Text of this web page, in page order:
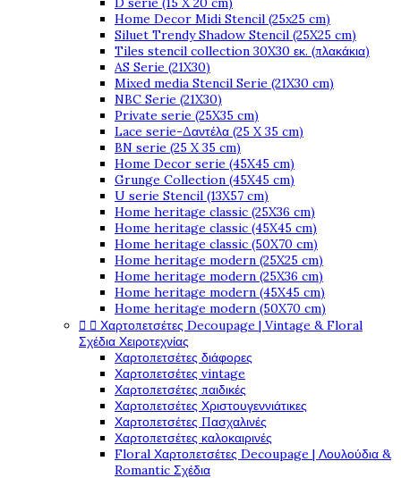
Home Decor Midi Stencil (25x25 cm)
Siluet Trendy Shadow Stencil (25X25 cm)
Tiles stencil collection 30X30 εκ. (πλακάκια)
AS Serie (21X30)
Mixed media Stencil Serie (21X30 cm)
NBC Serie (21X30)
Private serie (25X35 cm)
Lace serie-Δαντέλα (25 X 35 cm)
BN serie (25 X 35 cm)
Home Decor serie (45X45 cm)
Grunge Collection (45X45 cm)
U serie Stencil (13X57 cm)
Home heritage classic (25X36 cm)
Home heritage classic (45X45 cm)
Home heritage classic (50X70 cm)
Home heritage modern (25X25 cm)
Home heritage modern (25X36 cm)
Home heritage modern (45X45 cm)
Home heritage modern (50X70 cm)
  Χαρτοπετσέτες Decoupage | Vintage & Floral
Σχέδια Χειροτεχνίας
Χαρτοπετσέτες διάφορες
Χαρτοπετσέτες vintage
Χαρτοπετσέτες παιδικές
Χαρτοπετσέτες Χριστουγεννιάτικες
Χαρτοπετσέτες Πασχαλινές
Χαρτοπετσέτες καλοκαιρινές
Floral Χαρτοπετσέτες Decoupage | Λουλούδια &
Romantic Σχέδια